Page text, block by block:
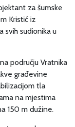
za šumske
Kristić iz
svih sudionika u
području Vratnika
građevine
tla
na mjestima
150 m dužine.